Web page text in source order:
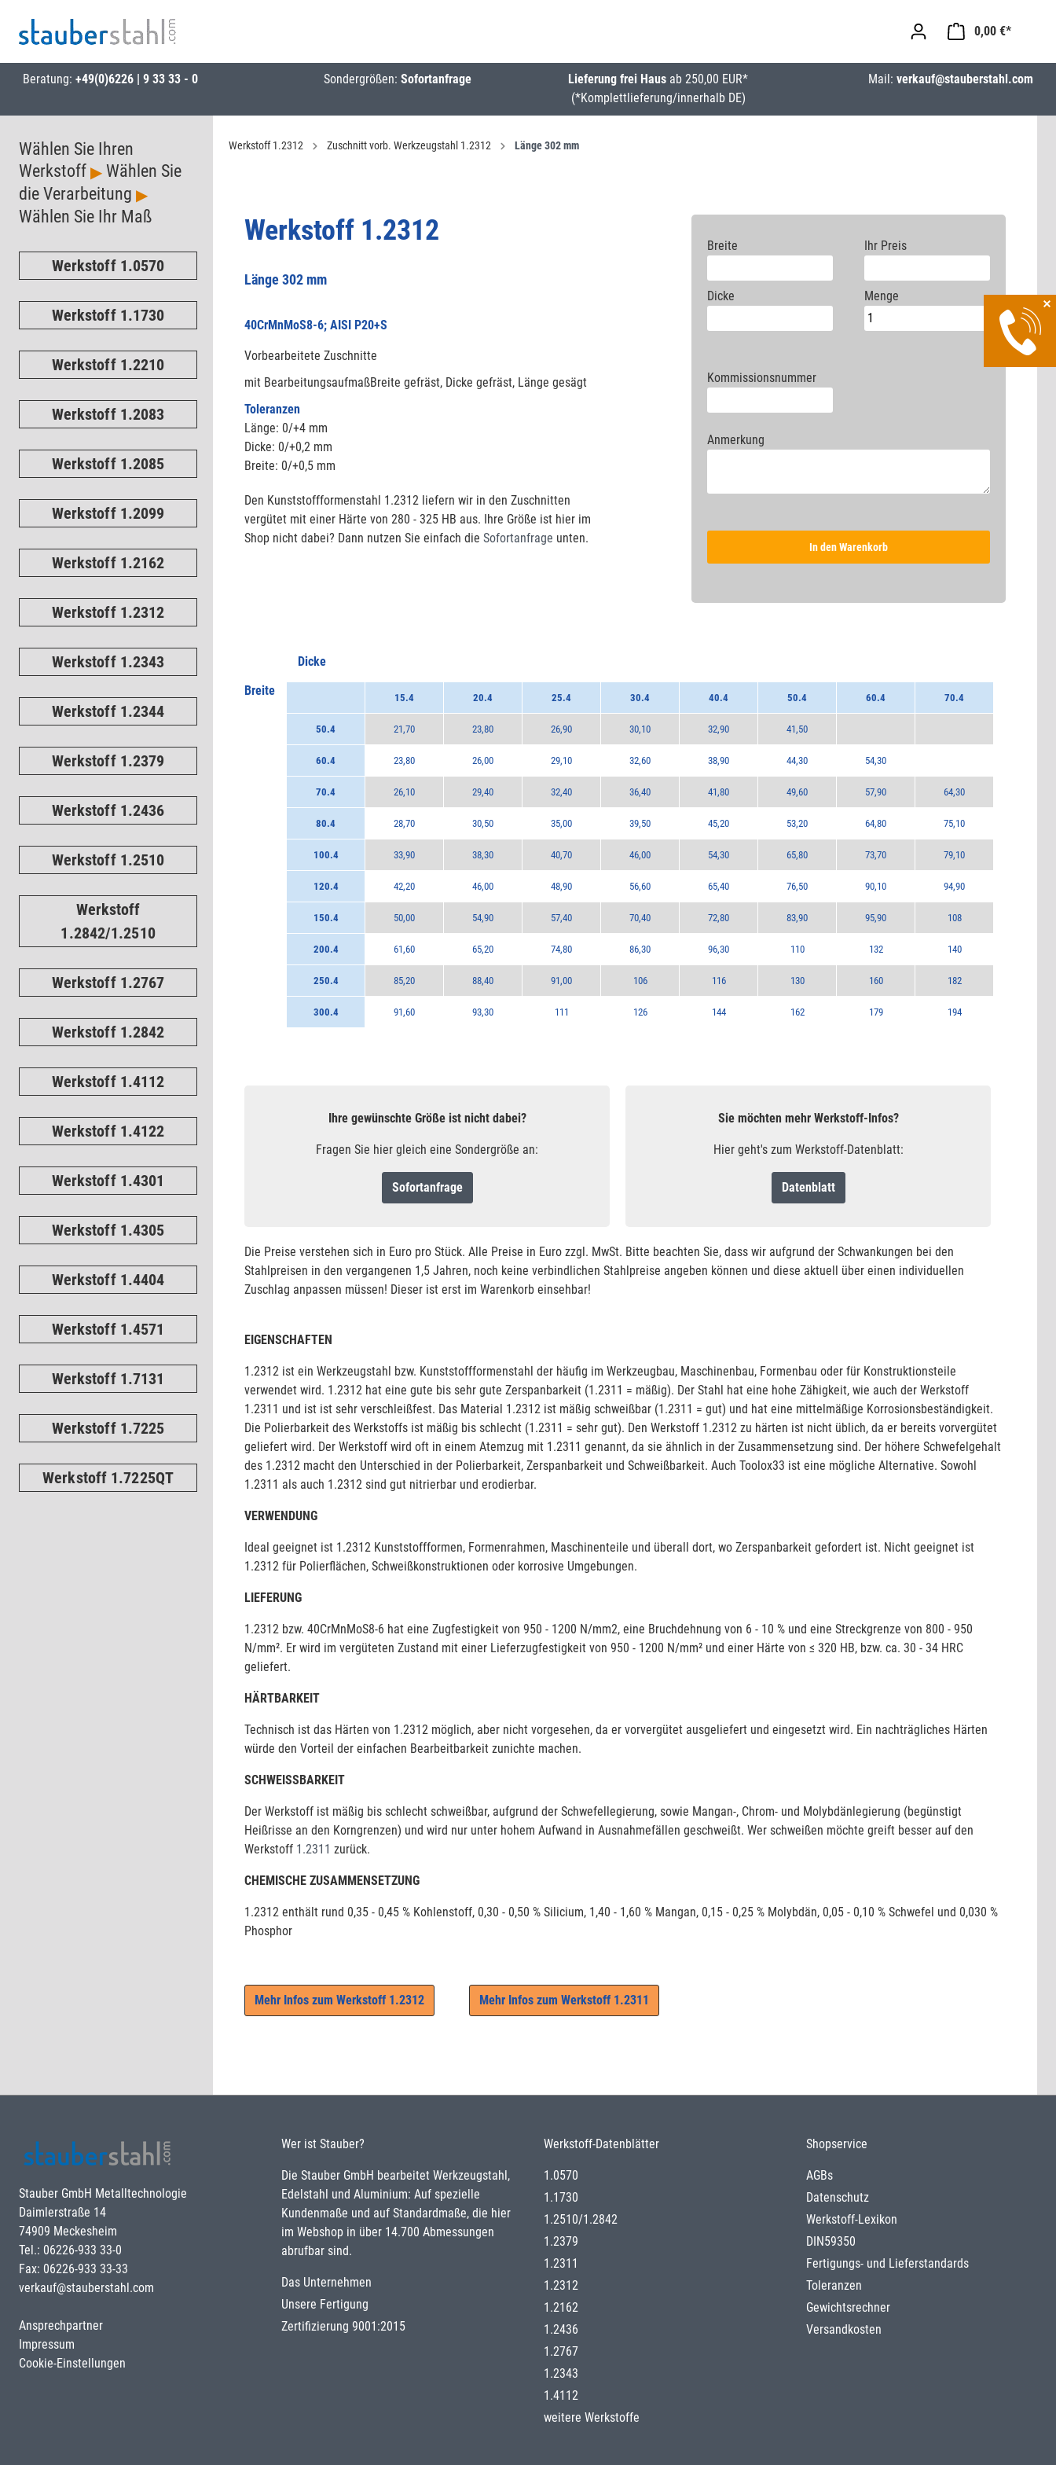
0,00 €*
Beratung: +49(0)6226 | 9 33 33 - 0 Sondergrößen:Sofortanfrage Lieferung frei Haus ab 250,00 EUR*
(*Komplettlieferung/innerhalb DE)
Mail: verkauf@stauberstahl.com
Wählen Sie Ihren
Werkstoff ▶ Wählen Sie
die Verarbeitung ▶
Wählen Sie Ihr Maß
Werkstoff 1.0570
Werkstoff 1.1730
Werkstoff 1.2210
Werkstoff 1.2083
Werkstoff 1.2085
Werkstoff 1.2099
Werkstoff 1.2162
Werkstoff 1.2312
Werkstoff 1.2343
Werkstoff 1.2344
Werkstoff 1.2379
Werkstoff 1.2436
Werkstoff 1.2510
Werkstoff
1.2842/1.2510
Werkstoff 1.2767
Werkstoff 1.2842
Werkstoff 1.4112
Werkstoff 1.4122
Werkstoff 1.4301
Werkstoff 1.4305
Werkstoff 1.4404
Werkstoff 1.4571
Werkstoff 1.7131
Werkstoff 1.7225
Werkstoff 1.7225QT
Werkstoff 1.2312 Zuschnitt vorb. Werkzeugstahl 1.2312 Länge 302 mm
Werkstoff 1.2312
Länge 302 mm
40CrMnMoS8-6; AISI P20+S
Vorbearbeitete Zuschnitte
mit BearbeitungsaufmaßBreite gefräst, Dicke gefräst, Länge gesägt
Toleranzen
Länge: 0/+4 mm
Dicke: 0/+0,2 mm
Breite: 0/+0,5 mm
Den Kunststoffformenstahl 1.2312 liefern wir in den Zuschnitten
vergütet mit einer Härte von 280 - 325 HB aus. Ihre Größe ist hier im
Shop nicht dabei? Dann nutzen Sie einfach dieSofortanfrage unten.
Breite
Dicke
Ihr Preis
Menge
Kommissionsnummer
Anmerkung
In den Warenkorb
Dicke
Breite
15.4 20.4 25.4 30.4 40.4 50.4 60.4 70.4
50.4 21,70 23,80 26,90 30,10 32,90 41,50
60.4 23,80 26,00 29,10 32,60 38,90 44,30 54,30
70.4 26,10 29,40 32,40 36,40 41,80 49,60 57,90 64,30
80.4 28,70 30,50 35,00 39,50 45,20 53,20 64,80 75,10
100.4 33,90 38,30 40,70 46,00 54,30 65,80 73,70 79,10
120.4 42,20 46,00 48,90 56,60 65,40 76,50 90,10 94,90
150.4 50,00 54,90 57,40 70,40 72,80 83,90 95,90 108
200.4 61,60 65,20 74,80 86,30 96,30 110 132 140
250.4 85,20 88,40 91,00 106 116 130 160 182
300.4 91,60 93,30 111 126 144 162 179 194
Ihre gewünschte Größe ist nicht dabei?
Fragen Sie hier gleich eine Sondergröße an:
Sofortanfrage
Sie möchten mehr Werkstoff-Infos?
Hier geht's zum Werkstoff-Datenblatt:
Datenblatt
Die Preise verstehen sich in Euro pro Stück. Alle Preise in Euro zzgl. MwSt. Bitte beachten Sie, dass wir aufgrund der Schwankungen bei den
Stahlpreisen in den vergangenen 1,5 Jahren, noch keine verbindlichen Stahlpreise angeben können und diese aktuell über einen individuellen
Zuschlag anpassen müssen! Dieser ist erst im Warenkorb einsehbar!
EIGENSCHAFTEN
1.2312 ist ein Werkzeugstahl bzw. Kunststoffformenstahl der häufig im Werkzeugbau, Maschinenbau, Formenbau oder für Konstruktionsteile
verwendet wird. 1.2312 hat eine gute bis sehr gute Zerspanbarkeit (1.2311 = mäßig). Der Stahl hat eine hohe Zähigkeit, wie auch der Werkstoff
1.2311 und ist ist sehr verschleißfest. Das Material 1.2312 ist mäßig schweißbar (1.2311 = gut) und hat eine mittelmäßige Korrosionsbeständigkeit.
Die Polierbarkeit des Werkstoffs ist mäßig bis schlecht (1.2311 = sehr gut). Den Werkstoff 1.2312 zu härten ist nicht üblich, da er bereits vorvergütet
geliefert wird. Der Werkstoff wird oft in einem Atemzug mit 1.2311 genannt, da sie ähnlich in der Zusammensetzung sind. Der höhere Schwefelgehalt
des 1.2312 macht den Unterschied in der Polierbarkeit, Zerspanbarkeit und Schweißbarkeit. Auch Toolox33 ist eine mögliche Alternative. Sowohl
1.2311 als auch 1.2312 sind gut nitrierbar und erodierbar.
VERWENDUNG
Ideal geeignet ist 1.2312 Kunststoffformen, Formenrahmen, Maschinenteile und überall dort, wo Zerspanbarkeit gefordert ist. Nicht geeignet ist
1.2312 für Polierflächen, Schweißkonstruktionen oder korrosive Umgebungen.
LIEFERUNG
1.2312 bzw. 40CrMnMoS8-6 hat eine Zugfestigkeit von 950 - 1200 N/mm2, eine Bruchdehnung von 6 - 10 % und eine Streckgrenze von 800 - 950
N/mm². Er wird im vergüteten Zustand mit einer Lieferzugfestigkeit von 950 - 1200 N/mm² und einer Härte von ≤ 320 HB, bzw. ca. 30 - 34 HRC
geliefert.
HÄRTBARKEIT
Technisch ist das Härten von 1.2312 möglich, aber nicht vorgesehen, da er vorvergütet ausgeliefert und eingesetzt wird. Ein nachträgliches Härten
würde den Vorteil der einfachen Bearbeitbarkeit zunichte machen.
SCHWEISSBARKEIT
Der Werkstoff ist mäßig bis schlecht schweißbar, aufgrund der Schwefellegierung, sowie Mangan-, Chrom- und Molybdänlegierung (begünstigt
Heißrisse an den Korngrenzen) und wird nur unter hohem Aufwand in Ausnahmefällen geschweißt. Wer schweißen möchte greift besser auf den
Werkstoff 1.2311zurück.
CHEMISCHE ZUSAMMENSETZUNG
1.2312 enthält rund 0,35 - 0,45 % Kohlenstoff, 0,30 - 0,50 % Silicium, 1,40 - 1,60 % Mangan, 0,15 - 0,25 % Molybdän, 0,05 - 0,10 % Schwefel und 0,030 %
Phosphor
Mehr Infos zum Werkstoff 1.2312 Mehr Infos zum Werkstoff 1.2311
Stauber GmbH Metalltechnologie
Daimlerstraße 14
74909 Meckesheim
Tel.: 06226-933 33-0
Fax: 06226-933 33-33
verkauf@stauberstahl.com
Ansprechpartner
Impressum
Cookie-Einstellungen
Wer ist Stauber?
Die Stauber GmbH bearbeitet Werkzeugstahl,
Edelstahl und Aluminium: Auf spezielle
Kundenmaße und auf Standardmaße, die hier
im Webshop in über 14.700 Abmessungen
abrufbar sind.
Das Unternehmen
Unsere Fertigung
Zertifizierung 9001:2015
Werkstoff-Datenblätter
1.0570
1.1730
1.2510/1.2842
1.2379
1.2311
1.2312
1.2162
1.2436
1.2767
1.2343
1.4112
weitere Werkstoffe
Shopservice
AGBs
Datenschutz
Werkstoff-Lexikon
DIN59350
Fertigungs- und Lieferstandards
Toleranzen
Gewichtsrechner
Versandkosten